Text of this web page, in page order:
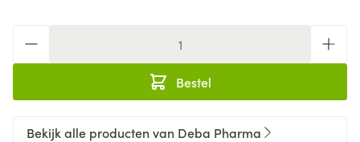
Bestel
Bekijk alle producten van Deba Pharma